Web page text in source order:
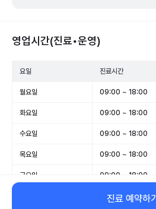
영업시간(진료•운영)
요일 진료시간
월요일 09:00 ~ 18:00
화요일 09:00 ~ 18:00
수요일 09:00 ~ 18:00
목요일 09:00 ~ 18:00
금요일 09:00 ~ 18:00
09:00 ~ 13:00
진료 예약하기